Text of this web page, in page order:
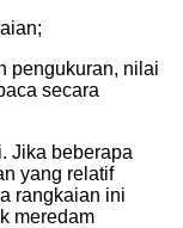
pengukuran, nilai
secara
Jika beberapa
yang relatif
rangkaian ini
meredam